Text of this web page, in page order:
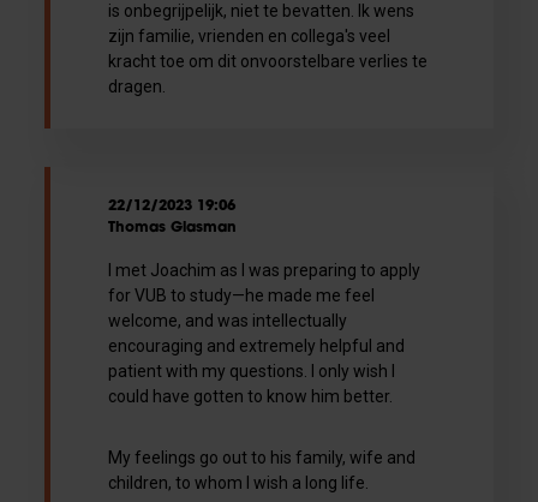
is onbegrijpelijk, niet te bevatten. Ik wens
zijn familie, vrienden en collega's veel
kracht toe om dit onvoorstelbare verlies te
dragen.
22/12/2023 19:06
Thomas Glasman
I met Joachim as I was preparing to apply
for VUB to study—he made me feel
welcome, and was intellectually
encouraging and extremely helpful and
patient with my questions. I only wish I
could have gotten to know him better.
My feelings go out to his family, wife and
children, to whom I wish a long life.